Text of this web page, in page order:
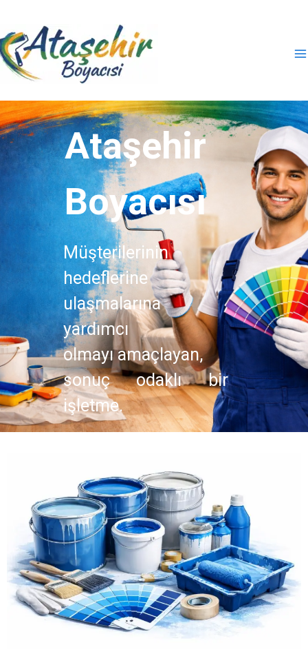
Ataşehir
Boyacısı
Müşterilerinin
hedeflerine
ulaşmalarına
yardımcı
olmayı amaçlayan,
sonuç odaklı bir
işletme.